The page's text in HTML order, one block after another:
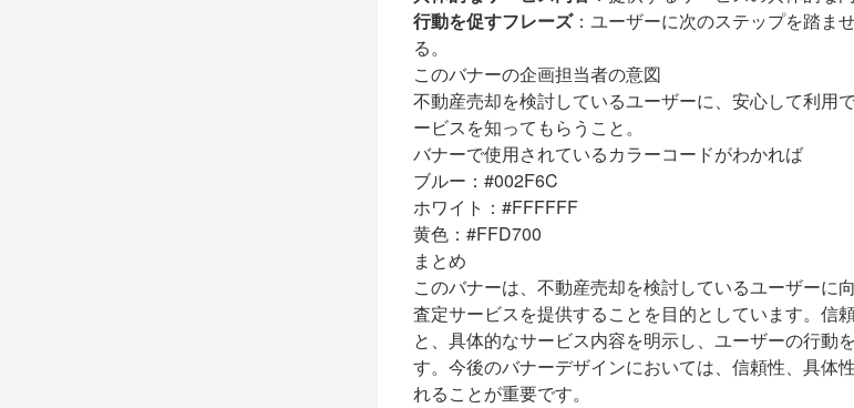
行動を促すフレーズ：ユーザーに次のステップを踏ま
る。
このバナーの企画担当者の意図
不動産売却を検討しているユーザーに、安心して利用
ービスを知ってもらうこと。
バナーで使用されているカラーコードがわかれば
ブルー：#002F6C
ホワイト：#FFFFFF
黄色：#FFD700
まとめ
このバナーは、不動産売却を検討しているユーザーに
査定サービスを提供することを目的としています。信
と、具体的なサービス内容を明示し、ユーザーの行動
す。今後のバナーデザインにおいては、信頼性、具体
れることが重要です。